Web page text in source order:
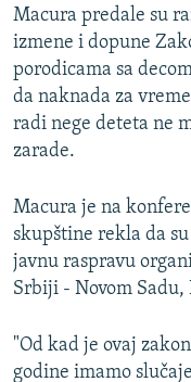
Macura predale su
izmene i dopune
porodicama sa
da naknada za
radi nege deteta ne
zarade.
Macura je na
skupštine rekla da
javnu raspravu
Srbiji - Novom
"Od kad je ovaj
godine imamo